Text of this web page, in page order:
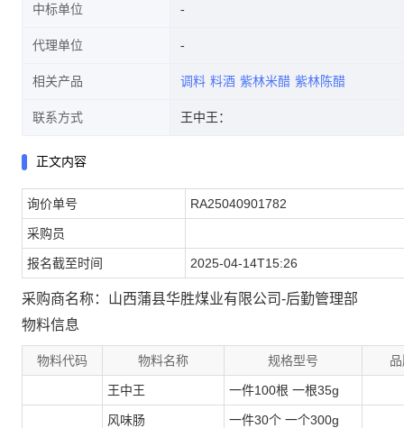
中标单位
代理单位
相关产品 调料 料酒 紫林米醋 紫林陈醋
联系方式 王中王：
正文内容
询价单号 RA25040901782
采购员
报名截至时间 2025-04-14T15:26
采购商名称：山西蒲县华胜煤业有限公司-后勤管理部
物料信息
物料代码 物料名称 规格型号
王中王 一件100根 一根35g
风味肠 一件30个 一个300g